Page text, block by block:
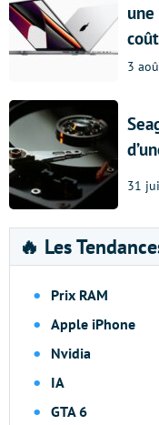
3
31
🔥 Les
Prix RAM
Apple iPhone
Nvidia
IA
GTA 6